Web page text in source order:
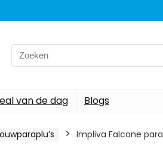
Search
for:
van de dag Blogs
Impliva Falcone